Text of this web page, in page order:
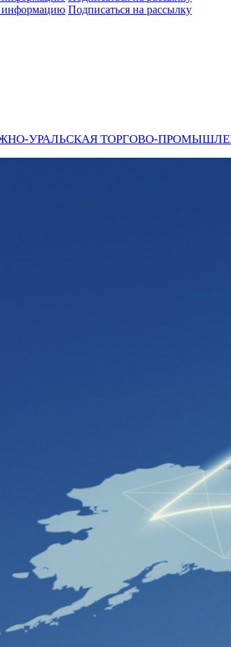
информацию Подписаться на рассылку
УРАЛЬСКАЯ ТОРГОВО-